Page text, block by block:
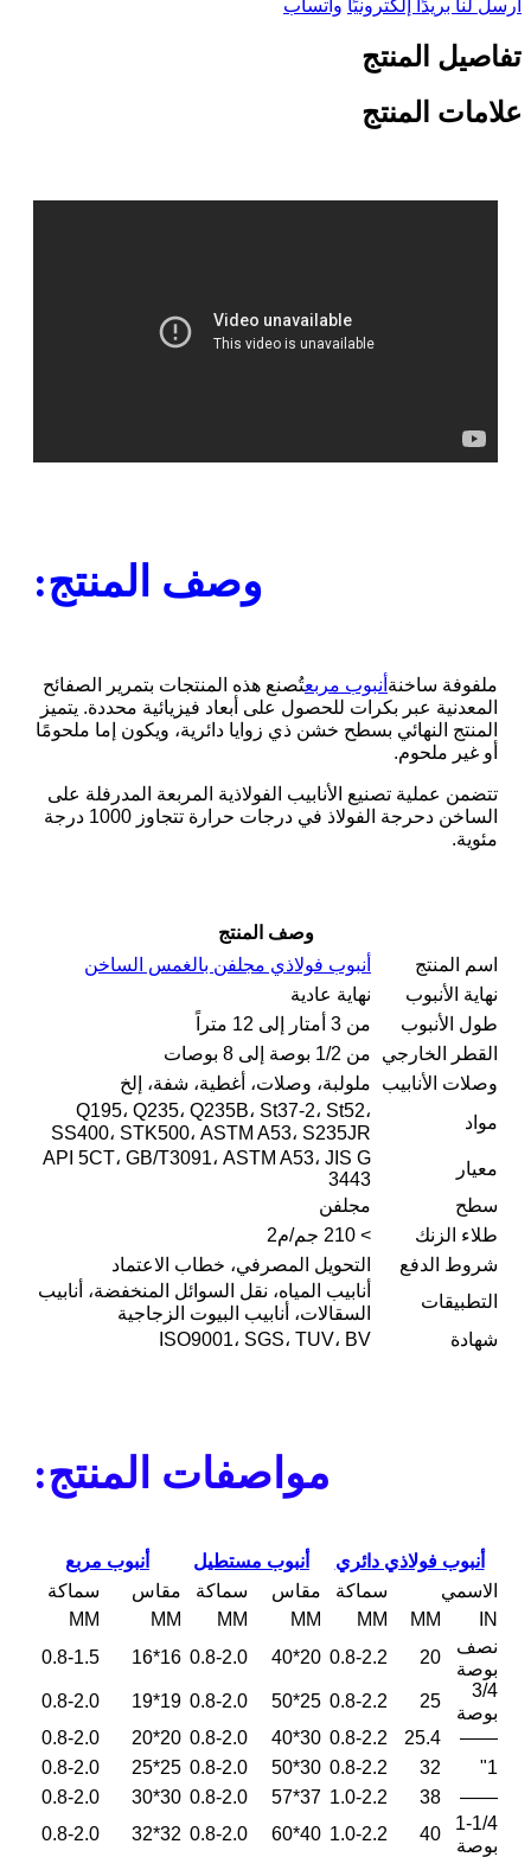
أرسل لنا بريدًا إلكترونيًا واتساب
تفاصيل المنتج
علامات المنتج
وصف المنتج:
ملفوفة ساخنة أنبوب مربعتُصنع هذه المنتجات بتمرير الصفائح
المعدنية عبر بكرات للحصول على أبعاد فيزيائية محددة. يتميز
المنتج النهائي بسطح خشن ذي زوايا دائرية، ويكون إما ملحومًا
أو غير ملحوم.
تتضمن عملية تصنيع الأنابيب الفولاذية المربعة المدرفلة على
الساخن دحرجة الفولاذ في درجات حرارة تتجاوز 1000 درجة
مئوية.
وصف المنتج
اسم المنتج
أنبوب فولاذي مجلفن بالغمس الساخن
نهاية الأنبوب
نهاية عادية
طول الأنبوب
من 3 أمتار إلى 12 متراً
القطر الخارجي
من 1/2 بوصة إلى 8 بوصات
وصلات الأنابيب
ملولبة، وصلات، أغطية، شفة، إلخ
مواد
Q195، Q235، Q235B، St37-2، St52،
SS400، STK500، ASTM A53، S235JR
معيار
API 5CT، GB/T3091، ASTM A53، JIS G
3443
سطح
مجلفن
طلاء الزنك
> 210 جم/م2
شروط الدفع
التحويل المصرفي، خطاب الاعتماد
التطبيقات
أنابيب المياه، نقل السوائل المنخفضة، أنابيب
السقالات، أنابيب البيوت الزجاجية
شهادة
ISO9001، SGS، TUV، BV
مواصفات المنتج:
أنبوب فولاذي دائري أنبوب مستطيل
أنبوب مربع
الاسمي
سماكة مقاس سماكة مقاس
سماكة
IN
MM
MM
MM
MM
MM
MM
نصف
بوصة
20
0.8-2.2
20*40
0.8-2.0
16*16
0.8-1.5
3/4
بوصة
25
0.8-2.2
25*50
0.8-2.0
19*19
0.8-2.0
——
25.4
0.8-2.2
30*40
0.8-2.0
20*20
0.8-2.0
1"
32
0.8-2.2
30*50
0.8-2.0
25*25
0.8-2.0
——
38
1.0-2.2
37*57
0.8-2.0
30*30
0.8-2.0
1-1/4
بوصة
40
1.0-2.2
40*60
0.8-2.0
32*32
0.8-2.0